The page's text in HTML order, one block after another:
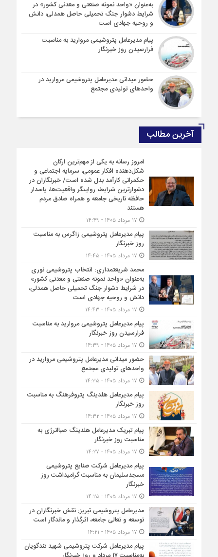
به‌عنوان «واحد نمونه صنعتی و معدنی کشور» در
شرایط دشوار جنگ تحمیلی حاصل همدلی، دانش
و روحیه جهادی است
پیام مدیرعامل پتروشیمی مروارید به مناسبت
فرارسیدن روز خبرنگار
حضور میدانی مدیرعامل پتروشیمی مروارید در
واحدهای تولیدی مجتمع
آخرین مطالب
امروز رسانه به یکی از مهم‌ترین ارکان
شکل‌دهنده افکار عمومی، سرمایه اجتماعی و
حکمرانی کارآمد بدل شده است/ خبرنگاران در
دشوارترین شرایط، روایتگر واقعیت‌ها، پاسدار
حافظه تاریخی جامعه و همراه صادق مردم
هستند
پیام مدیرعامل پتروشیمی زاگرس به مناسبت
روز خبرنگار
محمد شریعتمداری: انتخاب پتروشیمی نوری
به‌عنوان «واحد نمونه صنعتی و معدنی کشور»
در شرایط دشوار جنگ تحمیلی حاصل همدلی،
دانش و روحیه جهادی است
پیام مدیرعامل پتروشیمی مروارید به مناسبت
فرارسیدن روز خبرنگار
حضور میدانی مدیرعامل پتروشیمی مروارید در
واحدهای تولیدی مجتمع
پیام مدیرعامل هلدینگ پتروفرهنگ به مناسبت
روز خبرنگار
پیام تبریک مدیرعامل هلدینگ صباانرژی به
مناسبت روز خبرنگار
پیام مدیرعامل شركت صنایع پتروشیمی
مسجدسلیمان به مناسبت گرامیداشت روز
خبرنگار
مدیرعامل پتروشیمی تبریز: نقش خبرنگاران در
توسعه و تعالی جامعه، اثرگذار و ماندگار است
پیام مدیرعامل شرکت پتروشیمی شهید تندگویان